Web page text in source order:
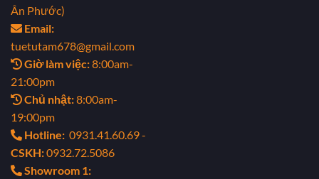
Ân Phước)
Email:
tuetutam678@gmail.com
Giờ làm việc:8:00am-
21:00pm
Chủ nhật:8:00am-
19:00pm
Hotline: 0931.41.60.69 -
CSKH:0932.72.5086
Showroom 1: